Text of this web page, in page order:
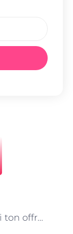
Pourquoi ton offre passe inaperçue (et comment la rendre irrésistible en 24h)